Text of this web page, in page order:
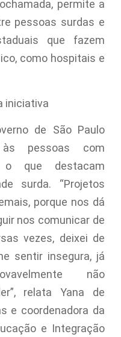
permite a
pessoas surdas e
que fazem
como hospitais e
iniciativa
de São Paulo
às pessoas com
o que destacam
surda. “Projetos
porque nos dá
nos comunicar de
vezes, deixei de
sentir insegura, já
não
relata Yana de
e coordenadora da
e Integração